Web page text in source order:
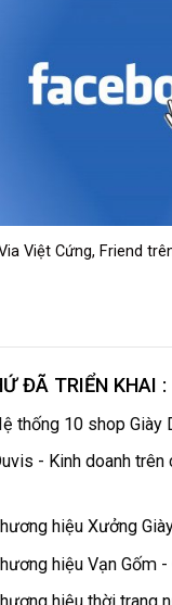
Việt Cứng, Friend
ĐÃ TRIỂN KHAI :
thống 10 shop Giày
- Kinh doanh
hiệu Xưởng
hiệu Vạn Gốm